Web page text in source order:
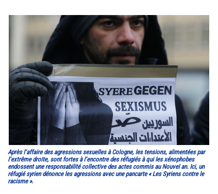
Après l’affaire des agressions sexuelles à Cologne, les tensions, alimentées par
l’extrême droite, sont fortes à l’encontre des réfugiés à qui les xénophobes
endossent une responsabilité collective des actes commis au Nouvel an. Ici, un
réfugié syrien dénonce les agressions avec une pancarte « Les Syriens contre le
racisme ».